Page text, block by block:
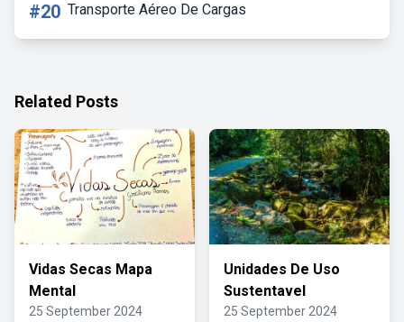
#20 Transporte Aéreo De Cargas
Related Posts
Vidas Secas Mapa
Mental
25 September 2024
Unidades De Uso
Sustentavel
25 September 2024